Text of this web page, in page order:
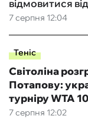
7 серпня 12:04
відмовитися
Теніс
7 серпня 12:02
Світоліна
Потапову:
турніру WTA